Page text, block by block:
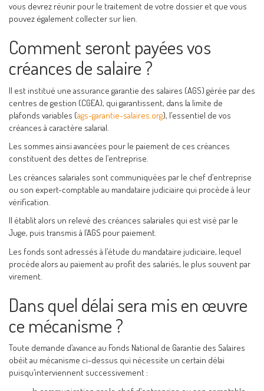
vous devrez réunir pour le traitement de votre dossier et que vous
pouvez également collecter sur lien.
Comment seront payées vos
créances de salaire ?
Il est institué une assurance garantie des salaires (AGS) gérée par des
centres de gestion (CGEA), qui garantissent, dans la limite de
plafonds variables (ags-garantie-salaires.org), l’essentiel de vos
créances à caractère salarial.
Les sommes ainsi avancées pour le paiement de ces créances
constituent des dettes de l’entreprise.
Les créances salariales sont communiquées par le chef d’entreprise
ou son expert-comptable au mandataire judiciaire qui procède à leur
vérification.
Il établit alors un relevé des créances salariales qui est visé par le
Juge, puis transmis à l’AGS pour paiement.
Les fonds sont adressés à l’étude du mandataire judiciaire, lequel
procède alors au paiement au profit des salariés, le plus souvent par
virement.
Dans quel délai sera mis en œuvre
ce mécanisme ?
Toute demande d’avance au Fonds National de Garantie des Salaires
obéit au mécanisme ci-dessus qui nécessite un certain délai
puisqu’interviennent successivement :